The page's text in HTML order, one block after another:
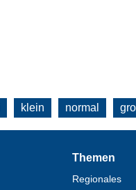
klein normal
Themen
Regionales